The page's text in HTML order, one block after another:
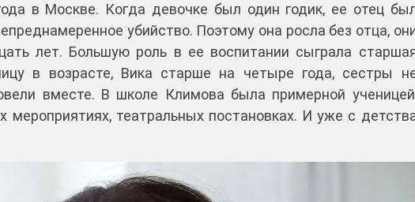
в Москве. Когда девочке был один годик, ее отец
убийство. Поэтому она росла без отца,
лет. Большую роль в ее воспитании сыграла
в возрасте, Вика старше на четыре года, сестры
вместе. В школе Климова была примерной
мероприятиях, театральных постановках. И уже с